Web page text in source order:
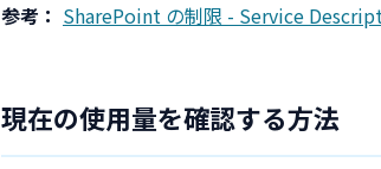
参考： SharePoint の制限 - Service
現在の使用量を確認する方法